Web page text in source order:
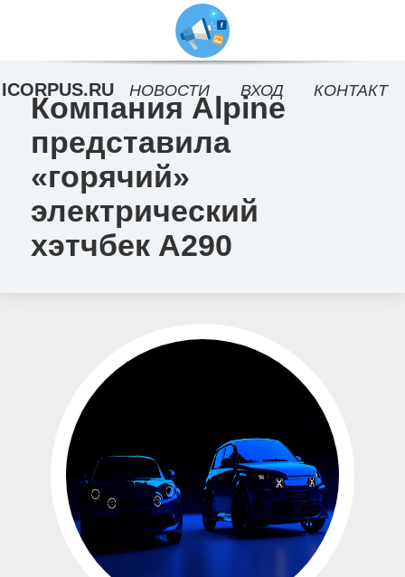
Компания Alpine
представила
«горячий»
электрический
хэтчбек A290
ICORPUS.RU НОВОСТИ ВХОД КОНТАКТ